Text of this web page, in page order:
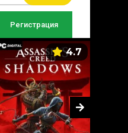
Регистрация
4.7